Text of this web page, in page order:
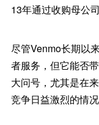
13年通过收购母公
尽管Venmo长期以
者服务，但它能否
大问号，尤其是在
竞争日益激烈的情况